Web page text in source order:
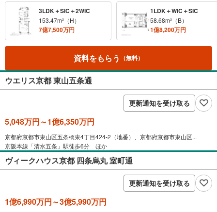
3LDK＋SIC＋2WIC
153.47m²（H）
7億7,500万円
1LDK＋WIC＋SIC
58.68m²（B）
1億8,200万円
資料をもらう （無料）
ウエリス京都 東山五条通
更新通知を受け取る
5,048万円～1億6,350万円
京都府京都市東山区五条橋東4丁目424-2（地番）、京都府京都市東山区...
京阪本線「清水五条」駅徒歩6分 ほか
ヴィークハウス京都 四条烏丸 室町通
更新通知を受け取る
1億6,990万円～3億5,990万円